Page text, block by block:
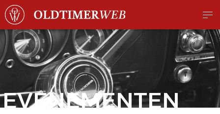
EVENEMENTEN